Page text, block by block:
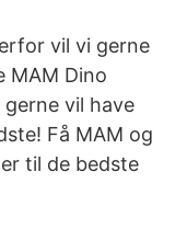
vil vi gerne
MAM Dino
vil have
Få MAM og
til de bedste